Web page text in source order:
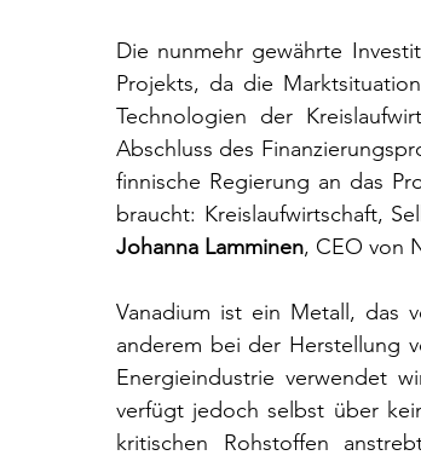
Die nunmehr gewährte
Projekts, da die
Technologien der
Abschluss des
finnische Regierung an das
Johanna Lamminen, CEO von
Vanadium ist ein Metall, das
anderem bei der Herstellung
Energieindustrie verwendet
verfügt jedoch selbst über
kritischen Rohstoffen